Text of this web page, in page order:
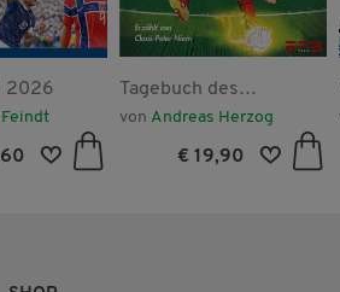
2026
Tagebuch des
Zauberers
von Andreas Herzog
€ 19,90